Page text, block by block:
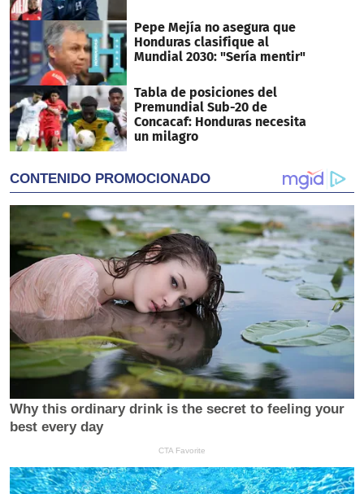
Pepe Mejía no asegura que
Honduras clasifique al
Mundial 2030: "Sería mentir"
Tabla de posiciones del
Premundial Sub-20 de
Concacaf: Honduras necesita
un milagro